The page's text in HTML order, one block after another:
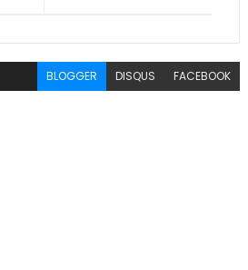
BLOGGER DISQUS FACEBOOK